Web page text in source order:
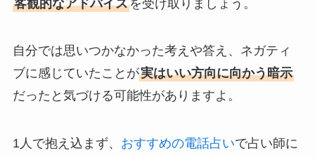
客観的なアドバイスを受け取りましょう。
自分では思いつかなかった考えや答え、ネガティ
ブに感じていたことが実はいい方向に向かう暗示
だったと気づける可能性がありますよ。
1人で抱え込まず、 おすすめの電話占いで占い師に